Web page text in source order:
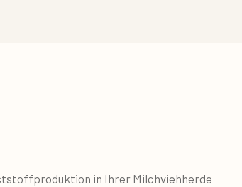
in Ihrer Milchviehherde